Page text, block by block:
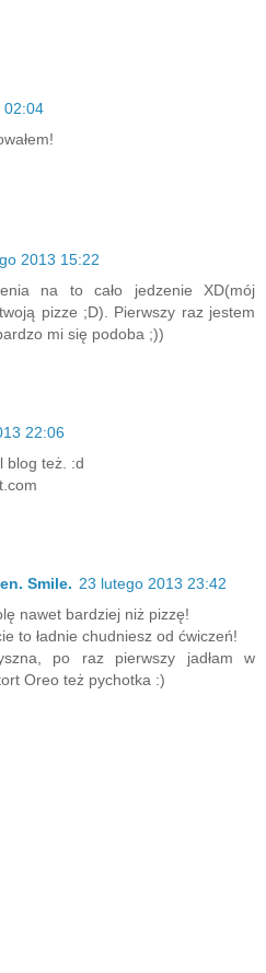
02:04
2013 15:22
na to cało jedzenie XD(mój
pizze ;D). Pierwszy raz jestem
mi się podoba ;))
22:06
blog też. :d
Smile. 23 lutego 2013 23:42
nawet bardziej niż pizzę!
to ładnie chudniesz od ćwiczeń!
po raz pierwszy jadłam w
Oreo też pychotka :)